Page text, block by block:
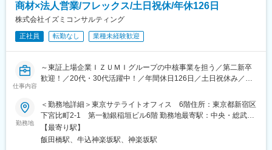
■中途入社者者の声（魅力ポイント）：
◇日立Gの福利厚生◎
時の取扱い、保険取り扱い等々等
水曜日ノー残業デー、プレミアムフライデー、有給取得推進（年
間15日の取得を目指し、現在全社平均14.8日）を行う等メリハリ
◇規則や制度面が同等規模の設計事務所より整っている
会社自体で社員が健康に働ける環境について具体的な施策（残業
規制含む）を考えられていたり長期就業のイメージが持てる
商材×法人営業/フレックス/土日祝休/年休126日
株式会社イズミコンサルティング
正社員 転勤なし 業種未経験歓迎
仕事内容
～東証上場企業ＩＺＵＭＩグループの中核事業を担う／第二新卒
歓迎！／20代・30代活躍中！／年間休日126日／土日祝休み／フ
■主な仕事内容：
・新規顧客開拓および既存顧客深耕営業
・顧客課題のヒアリング、要件整理
・自社開発の建築業界向けパッケージソフトの営業
勤務地
＜勤務地詳細＞東京サテライトオフィス 6階住所：東京都新宿区
下宮比町2-1 第一勧銀稲垣ビル6階 勤務地最寄駅：中央・総武線
／飯田橋駅受動喫煙対策：屋内全面禁煙変更の範囲：会社の定め
る事業所
【最寄り駅】
飯田橋駅、牛込神楽坂駅、神楽坂駅